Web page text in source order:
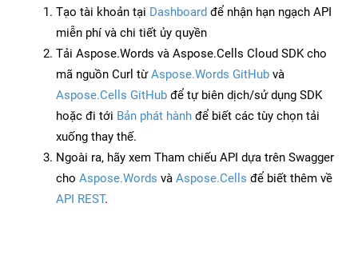
Tạo tài khoản tại Dashboard để nhận hạn ngạch API
miễn phí và chi tiết ủy quyền
Tải Aspose.Words và Aspose.Cells Cloud SDK cho
mã nguồn Curl từAspose.Words GitHub và
Aspose.Cells GitHub để tự biên dịch/sử dụng SDK
hoặc đi tới Bản phát hành để biết các tùy chọn tải
xuống thay thế.
Ngoài ra, hãy xem Tham chiếu API dựa trên Swagger
cho Aspose.Words và Aspose.Cells để biết thêm về
API REST.